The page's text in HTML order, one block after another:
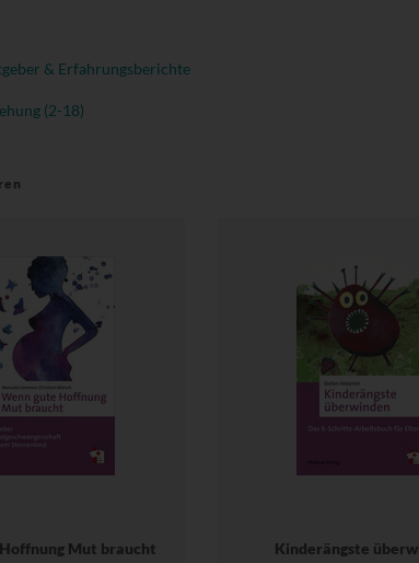
& Erfahrungsberichte
(2-18)
Mut braucht
Kinderängste